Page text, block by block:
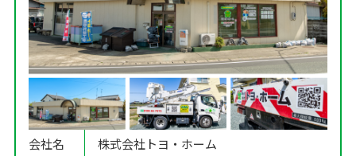
会社名
株式会社トヨ・ホーム